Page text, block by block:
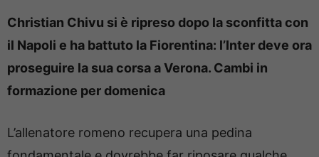
Christian Chivu si è ripreso dopo la sconfitta con
il Napoli e ha battuto la Fiorentina: l’Inter deve ora
proseguire la sua corsa a Verona. Cambi in
formazione per domenica
L’allenatore romeno recupera una pedina